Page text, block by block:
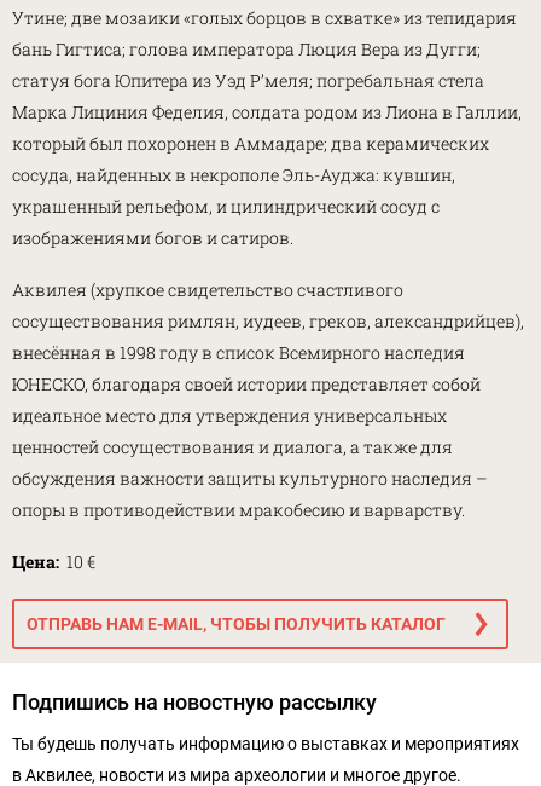
Утине; две мозаики «голых борцов в схватке» из тепидария
бань Гигтиса; голова императора Люция Вера из Дугги;
статуя бога Юпитера из Уэд Р’меля; погребальная стела
Марка Лициния Феделия, солдата родом из Лиона в Галлии,
который был похоронен в Аммадаре; два керамических
сосуда, найденных в некрополе Эль-Ауджа: кувшин,
украшенный рельефом, и цилиндрический сосуд с
изображениями богов и сатиров.
Аквилея (хрупкое свидетельство счастливого
сосуществования римлян, иудеев, греков, александрийцев),
внесённая в 1998 году в список Всемирного наследия
ЮНЕСКО, благодаря своей истории представляет собой
идеальное место для утверждения универсальных
ценностей сосуществования и диалога, а также для
обсуждения важности защиты культурного наследия –
опоры в противодействии мракобесию и варварству.
Цена: 10 €
ОТПРАВЬ НАМ E-MAIL, ЧТОБЫ ПОЛУЧИТЬ КАТАЛОГ
Подпишись на новостную рассылку
Ты будешь получать информацию о выставках и мероприятиях
в Аквилее, новости из мира археологии и многое другое.